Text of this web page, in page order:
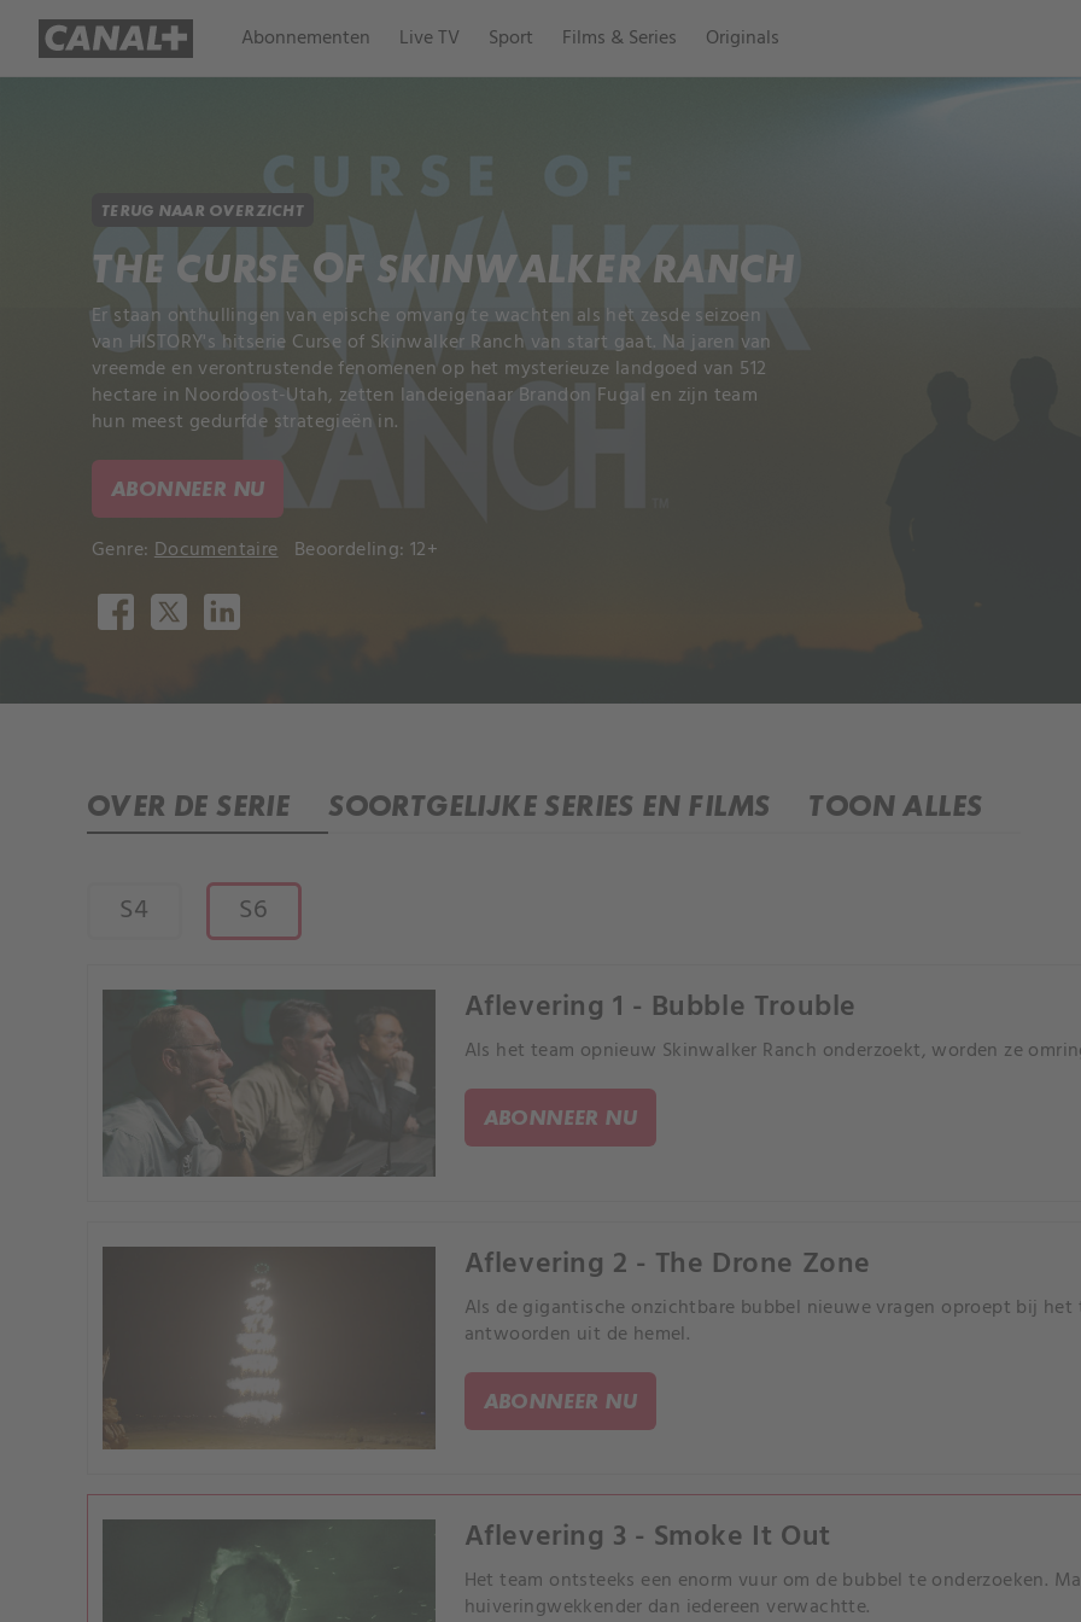
Abonnementen Live TV Sport Films & Series Originals
TERUG NAAR OVERZICHT
THE CURSE OF SKINWALKER RANCH
Er staan onthullingen van epische omvang te wachten als het zesde seizoen
van HISTORY's hitserie Curse of Skinwalker Ranch van start gaat. Na jaren van
vreemde en verontrustende fenomenen op het mysterieuze landgoed van 512
hectare in Noordoost-Utah, zetten landeigenaar Brandon Fugal en zijn team
hun meest gedurfde strategieën in.
ABONNEER NU
Genre: Documentaire Beoordeling: 12+
OVER DE SERIE SOORTGELIJKE SERIES EN FILMS TOON ALLES
S4 S6
Aflevering 1 - Bubble Trouble
Als het team opnieuw Skinwalker Ranch onderzoekt, worden ze
ABONNEER NU
Aflevering 2 - The Drone Zone
Als de gigantische onzichtbare bubbel nieuwe vragen oproept bij
antwoorden uit de hemel.
ABONNEER NU
Aflevering 3 - Smoke It Out
Het team ontsteeks een enorm vuur om de bubbel te onderzoeken.
huiveringwekkender dan iedereen verwachtte.